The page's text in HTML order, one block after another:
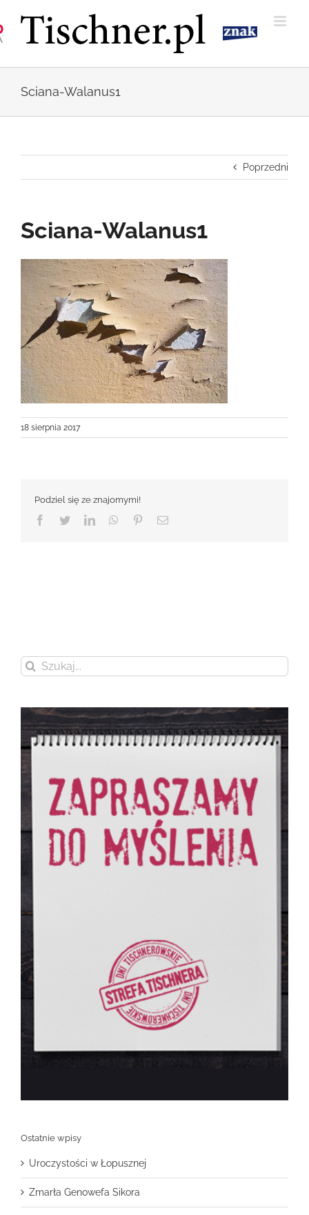
zawartości
Sciana-Walanus1
Poprzedni
Sciana-Walanus1
18 sierpnia 2017
Podziel się ze znajomymi!
Facebook
TwitterLinkedInWhatsApp
PinterestEmail
Szukaj
Ostatnie wpisy
Uroczystości w Łopusznej
Zmarła Genowefa Sikora